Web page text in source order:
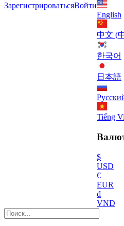
ЗарегистрироватьсяВойти
English
中文 (
한국어
日本語
Tiếng
$
USD
€
EUR
₫
VND